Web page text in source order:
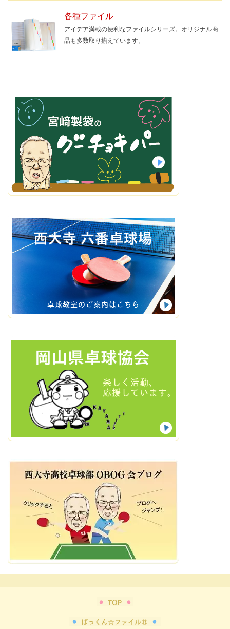
各種ファイル
アイデア満載の便利なファイルシリーズ。オリジナル商
品も多数取り揃えています。